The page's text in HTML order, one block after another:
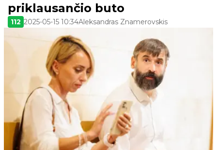
priklausančio buto
112 2025-05-15 10:34Aleksandras Znamerovskis